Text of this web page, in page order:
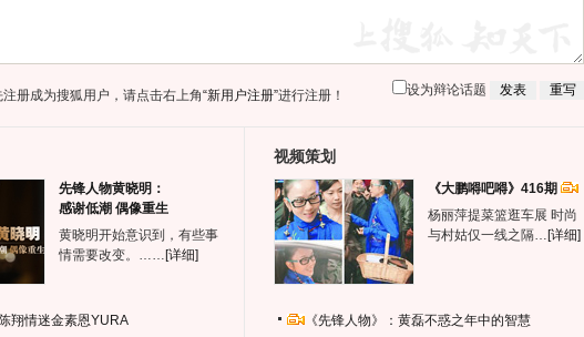
册成为搜狐用户，请点击右上角“新用户注册”进行注册！ 设为辩论话题
先锋人物黄晓明：
感谢低潮 偶像重生
黄晓明开始意识到，有些事
情需要改变。…… [详细]
翔情迷金素恩YURA
视频策划
《大鹏嘚吧嘚》416期
杨丽萍提菜篮逛车展 时尚
与村姑仅一线之隔… [详细]
《先锋人物》：黄磊不惑之年中的智慧